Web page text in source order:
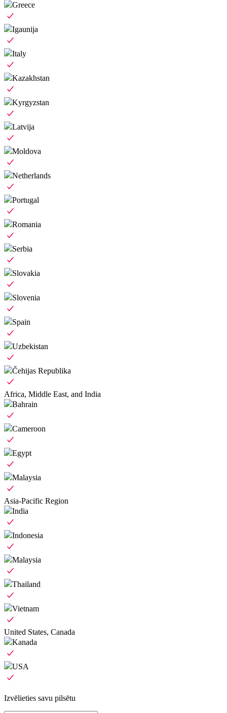
Greece
Igaunija
Italy
Kazakhstan
Kyrgyzstan
Latvija
Moldova
Netherlands
Portugal
Romania
Serbia
Slovakia
Slovenia
Spain
Uzbekistan
Čehijas Republika
Africa, Middle East, and India
Bahrain
Cameroon
Egypt
Malaysia
Asia-Pacific Region
India
Indonesia
Malaysia
Thailand
Vietnam
United States, Canada
Kanada
USA
Izvēlieties savu pilsētu